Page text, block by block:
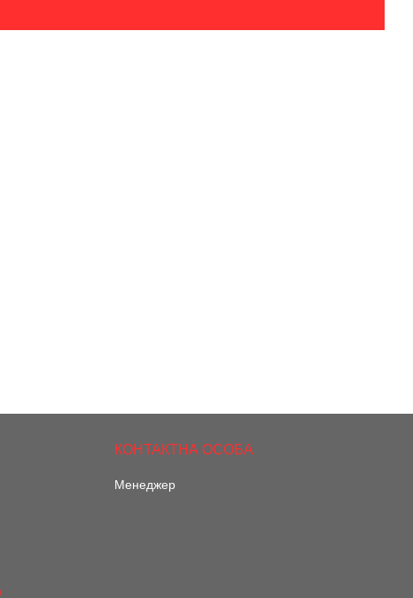
Менеджер